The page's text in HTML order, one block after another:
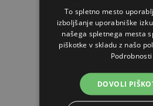
To spletno mesto
izboljšanje uporabniške
našega spletnega mesta
piškotke v skladu z našo
Podrobnosti
DOVOLI